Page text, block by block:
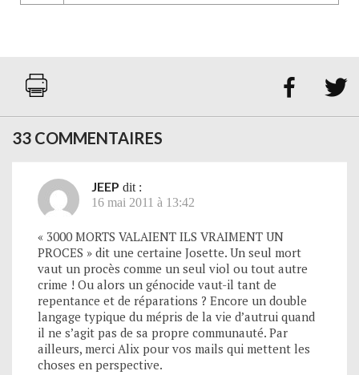
 
33 COMMENTAIRES
JEEP dit :
16 mai 2011 à 13:42
« 3000 MORTS VALAIENT ILS VRAIMENT UN
PROCES » dit une certaine Josette. Un seul mort
vaut un procès comme un seul viol ou tout autre
crime ! Ou alors un génocide vaut-il tant de
repentance et de réparations ? Encore un double
langage typique du mépris de la vie d’autrui quand
il ne s’agit pas de sa propre communauté. Par
ailleurs, merci Alix pour vos mails qui mettent les
choses en perspective.